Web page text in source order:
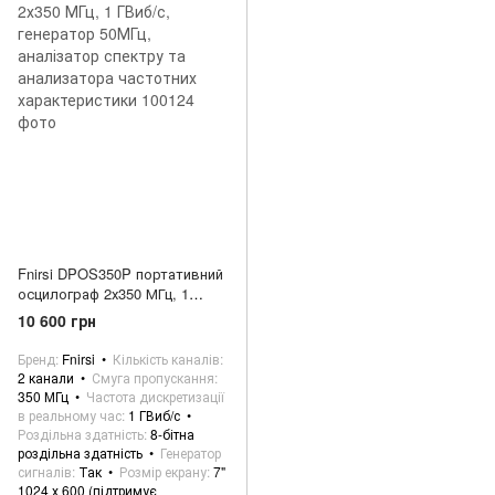
Fnirsi DPOS350P портативний
осцилограф 2х350 МГц, 1
ГВиб/с, генератор 50МГц,
аналізатор спектру та
анализатора частотних
характеристики
10 600 грн
Бренд Fnirsi
Кількість каналів
2 канали
Смуга пропускання
350 МГц
Частота дискретизації
в реальному час 1 ГВиб/с
Роздільна здатність 8-бітна
роздільна здатність
Генератор
сигналів Так Розмір екрану 7"
1024 х 600 (підтримує